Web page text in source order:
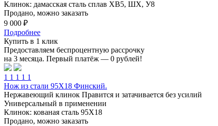
Клинок: дамасская сталь сплав ХВ5, ШХ, У8
Продано, можно заказать
9 000 ₽
Подробнее
Купить в 1 клик
Предоставляем беспроцентную рассрочку
на 3 месяца. Первый платёж — 0 рублей!
1 1 1 1 1
Нож из стали 95Х18 Финский.
Нержавеющий клинок Правится и затачивается без усилий
Универсальный в применении
Клинок: кованая сталь 95Х18
Продано, можно заказать